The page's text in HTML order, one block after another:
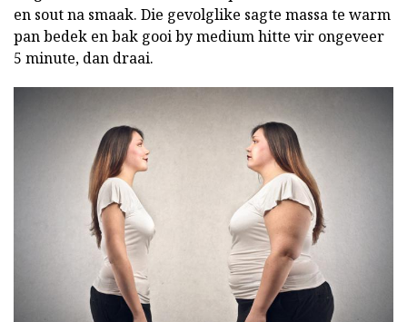
en sout na smaak. Die gevolglike sagte massa te warm
pan bedek en bak gooi by medium hitte vir ongeveer
5 minute, dan draai.